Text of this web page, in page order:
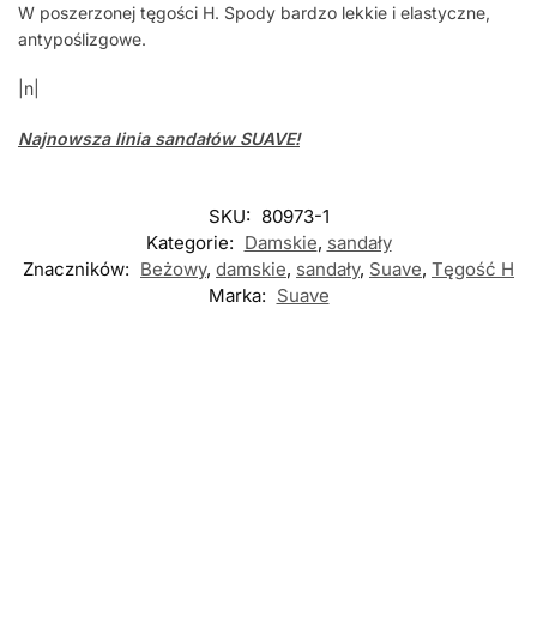
W poszerzonej tęgości H. Spody bardzo lekkie i elastyczne,
antypoślizgowe.
|n|
Najnowsza linia sandałów SUAVE!
SKU: 80973-1
Kategorie: Damskie, sandały
Znaczników: Beżowy, damskie, sandały, Suave, Tęgość H
Marka: Suave